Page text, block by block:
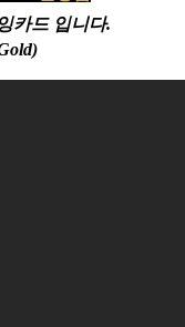
카드 입니다.
)